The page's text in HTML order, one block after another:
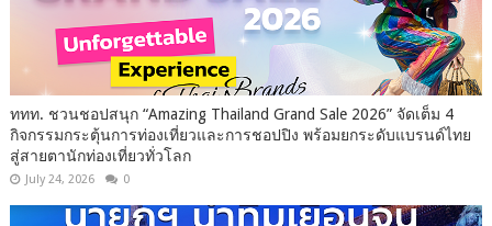
ททท. ชวนชอปสนุก “Amazing Thailand Grand Sale 2026” จัดเต็ม 4
กิจกรรมกระตุ้นการท่องเที่ยวและการชอปปิง พร้อมยกระดับแบรนด์ไทย
สู่สายตานักท่องเที่ยวทั่วโลก
July 24, 2026 0